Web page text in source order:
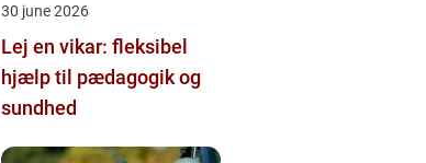
30 june 2026
Lej en vikar: fleksibel
hjælp til pædagogik og
sundhed